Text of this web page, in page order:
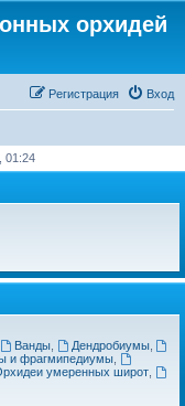
орхидей
Вход
Регистрация
01:24
Ванды, Дендробиумы,
и фрагмипедиумы,
умеренных широт,